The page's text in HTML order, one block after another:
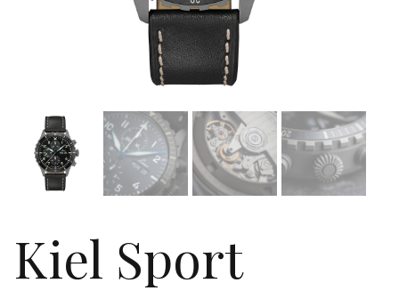
Kiel Sport